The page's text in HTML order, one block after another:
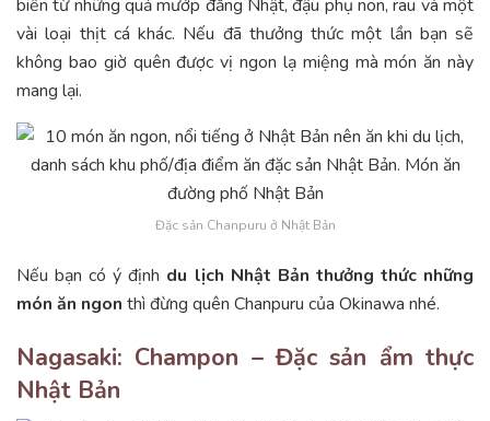
biến từ những quả mướp đắng Nhật, đậu phụ non, rau và một
vài loại thịt cá khác. Nếu đã thưởng thức một lần bạn sẽ
không bao giờ quên được vị ngon lạ miệng mà món ăn này
mang lại.
Đặc sản Chanpuru ở Nhật Bản
Nếu bạn có ý định du lịch Nhật Bản thưởng thức những
món ăn ngon thì đừng quên Chanpuru của Okinawa nhé.
Nagasaki: Champon – Đặc sản ẩm thực
Nhật Bản